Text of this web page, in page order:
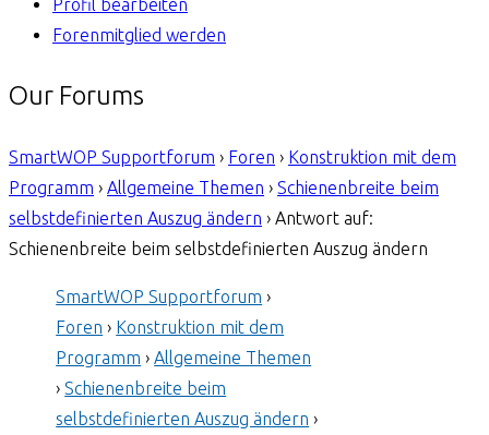
Profil bearbeiten
Forenmitglied werden
Our Forums
SmartWOP Supportforum › Foren › Konstruktion mit dem
Programm › Allgemeine Themen › Schienenbreite beim
selbstdefinierten Auszug ändern › Antwort auf:
Schienenbreite beim selbstdefinierten Auszug ändern
SmartWOP Supportforum ›
Foren › Konstruktion mit dem
Programm › Allgemeine Themen
› Schienenbreite beim
selbstdefinierten Auszug ändern ›